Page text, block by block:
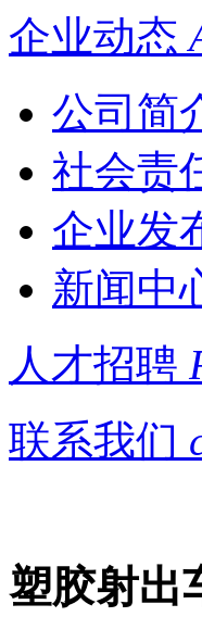
企业动态
公司简
社会责
企业发
新闻中
人才招聘
联系我们
塑胶射出